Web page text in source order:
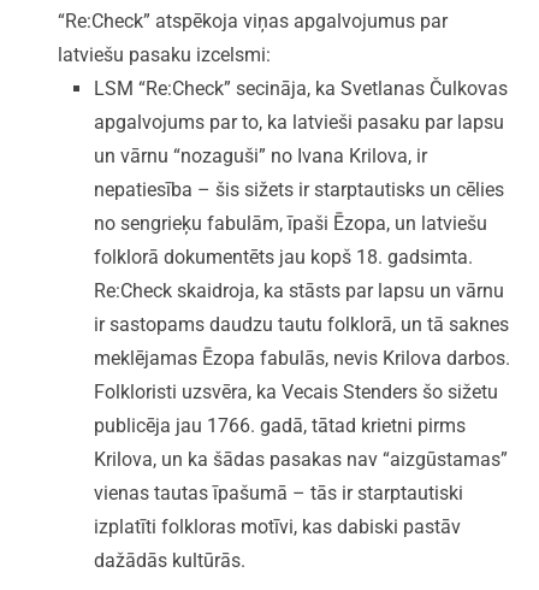
“Re:Check” atspēkoja viņas apgalvojumus par
latviešu pasaku izcelsmi:
LSM “Re:Check” secināja, ka Svetlanas Čulkovas
apgalvojums par to, ka latvieši pasaku par lapsu
un vārnu “nozaguši” no Ivana Krilova, ir
nepatiesība – šis sižets ir starptautisks un cēlies
no sengrieķu fabulām, īpaši Ēzopa, un latviešu
folklorā dokumentēts jau kopš 18. gadsimta.
Re:Check skaidroja, ka stāsts par lapsu un vārnu
ir sastopams daudzu tautu folklorā, un tā saknes
meklējamas Ēzopa fabulās, nevis Krilova darbos.
Folkloristi uzsvēra, ka Vecais Stenders šo sižetu
publicēja jau 1766. gadā, tātad krietni pirms
Krilova, un ka šādas pasakas nav “aizgūstamas”
vienas tautas īpašumā – tās ir starptautiski
izplatīti folkloras motīvi, kas dabiski pastāv
dažādās kultūrās.